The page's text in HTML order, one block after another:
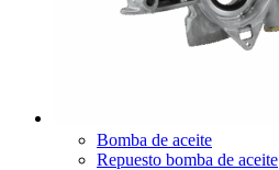
Bomba de aceite
Repuesto bomba de aceite